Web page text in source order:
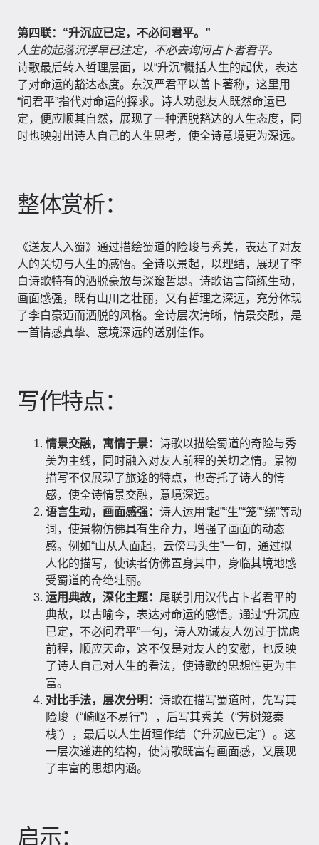
第四联：“升沉应已定，不必问君平。”
人生的起落沉浮早已注定，不必去询问占卜者君平。
诗歌最后转入哲理层面，以“升沉”概括人生的起伏，表达
了对命运的豁达态度。东汉严君平以善卜著称，这里用
“问君平”指代对命运的探求。诗人劝慰友人既然命运已
定，便应顺其自然，展现了一种洒脱豁达的人生态度，同
时也映射出诗人自己的人生思考，使全诗意境更为深远。
整体赏析：
《送友人入蜀》通过描绘蜀道的险峻与秀美，表达了对友
人的关切与人生的感悟。全诗以景起，以理结，展现了李
白诗歌特有的洒脱豪放与深邃哲思。诗歌语言简练生动，
画面感强，既有山川之壮丽，又有哲理之深远，充分体现
了李白豪迈而洒脱的风格。全诗层次清晰，情景交融，是
一首情感真挚、意境深远的送别佳作。
写作特点：
情景交融，寓情于景： 诗歌以描绘蜀道的奇险与秀
美为主线，同时融入对友人前程的关切之情。景物
描写不仅展现了旅途的特点，也寄托了诗人的情
感，使全诗情景交融，意境深远。
语言生动，画面感强： 诗人运用“起”“生”“笼”“绕”等动
词，使景物仿佛具有生命力，增强了画面的动态
感。例如“山从人面起，云傍马头生”一句，通过拟
人化的描写，使读者仿佛置身其中，身临其境地感
受蜀道的奇绝壮丽。
运用典故，深化主题： 尾联引用汉代占卜者君平的
典故，以古喻今，表达对命运的感悟。通过“升沉应
已定，不必问君平”一句，诗人劝诫友人勿过于忧虑
前程，顺应天命，这不仅是对友人的安慰，也反映
了诗人自己对人生的看法，使诗歌的思想性更为丰
富。
对比手法，层次分明： 诗歌在描写蜀道时，先写其
险峻（“崎岖不易行”），后写其秀美（“芳树笼秦
栈”），最后以人生哲理作结（“升沉应已定”）。这
一层次递进的结构，使诗歌既富有画面感，又展现
了丰富的思想内涵。
启示：